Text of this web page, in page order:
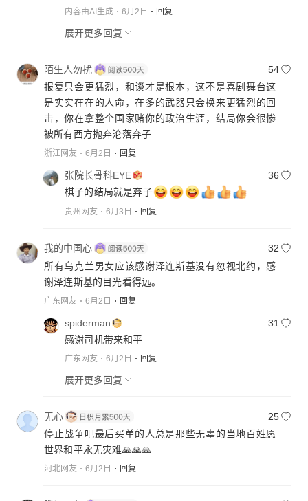
内容由AI生成 6月2日 回复
展开更多回复
陌生人勿扰
54
报复只会更猛烈，和谈才是根本，这不是喜剧舞台这
是实实在在的人命，在多的武器只会换来更猛烈的回
击，你在拿整个国家赌你的政治生涯，结局你会很惨
被所有西方抛弃沦落弃子
浙江网友 6月2日 回复
张院长骨科EYE
36
棋子的结局就是弃子
贵州网友 6月3日 回复
我的中国心
32
所有乌克兰男女应该感谢泽连斯基没有忽视北约，感
谢泽连斯基的目光看得远。
广东网友 6月2日 回复
spiderman
31
感谢司机带来和平
广东网友 6月2日 回复
展开更多回复
无心
25
停止战争吧最后买单的人总是那些无辜的当地百姓愿
世界和平永无灾难🙏🙏🙏
河北网友 6月2日 回复